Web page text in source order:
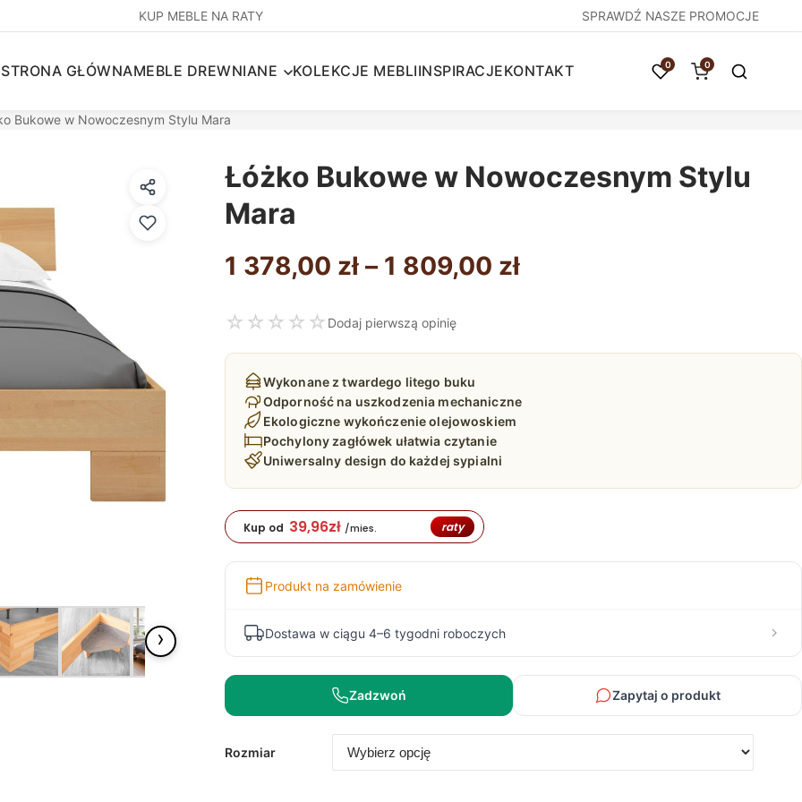
KUP MEBLE NA RATY SPRAWDŹ NASZE PROMOCJE
STRONA GŁÓWNAMEBLE DREWNIANE KOLEKCJE MEBLIINSPIRACJEKONTAKT 0 0
Bukowe w Nowoczesnym Stylu Mara
›
Łóżko Bukowe w Nowoczesnym Stylu
Mara
1 378,00 zł – 1 809,00 złZakres
☆ ☆ ☆ ☆ ☆ Dodaj pierwszą opinię
Wykonane z twardego litego buku
Odporność na uszkodzenia mechaniczne
Ekologiczne wykończenie olejowoskiem
Pochylony zagłówek ułatwia czytanie
Uniwersalny design do każdej sypialni
Kup od 39,96zł /mies. raty
Produkt na zamówienie
Dostawa w ciągu 4–6 tygodni roboczych
Zadzwoń Zapytaj o produkt
Rozmiar